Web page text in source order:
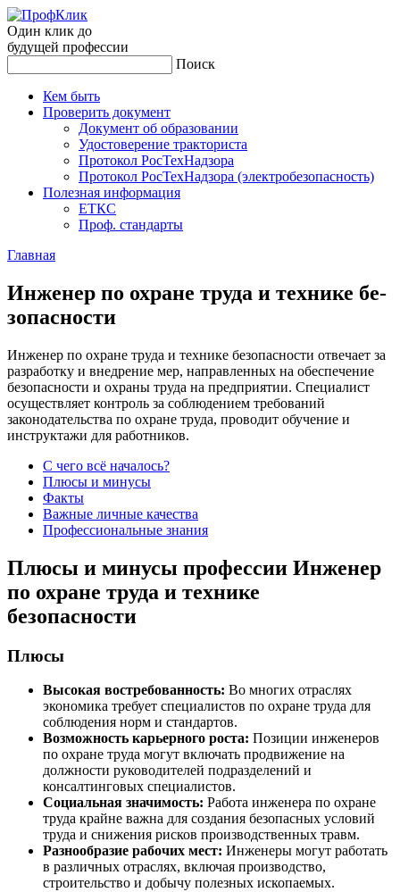
Один клик до
будущей профессии
Поиск
Кем быть
Проверить документ
Документ об образовании
Удостоверение тракториста
Протокол РосТехНадзора
Протокол РосТехНадзора (электробезопасность)
Полезная информация
ЕТКС
Проф. стандарты
Главная
Ин­же­нер по ох­ра­не тру­да и тех­ни­ке бе­
зопас­ности
Инженер по охране труда и технике безопасности отвечает за
разработку и внедрение мер, направленных на обеспечение
безопасности и охраны труда на предприятии. Специалист
осуществляет контроль за соблюдением требований
законодательства по охране труда, проводит обучение и
инструктажи для работников.
С чего всё началось?
Плюсы и минусы
Факты
Важные личные качества
Профессиональные знания
Плюсы и минусы профессии Инженер
по охране труда и технике
безопасности
Плюсы
Высокая востребованность: Во многих отраслях
экономика требует специалистов по охране труда для
соблюдения норм и стандартов.
Возможность карьерного роста: Позиции инженеров
по охране труда могут включать продвижение на
должности руководителей подразделений и
консалтинговых специалистов.
Социальная значимость: Работа инженера по охране
труда крайне важна для создания безопасных условий
труда и снижения рисков производственных травм.
Разнообразие рабочих мест: Инженеры могут работать
в различных отраслях, включая производство,
строительство и добычу полезных ископаемых.